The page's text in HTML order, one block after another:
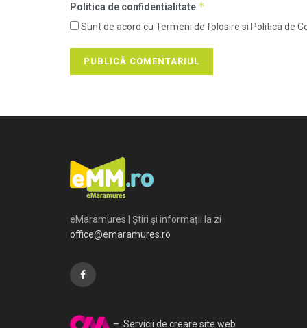
Politica de confidentialitate *
Sunt de acord cu Termeni de folosire si Politica de
eMaramures | Știri și informații la zi
office@emaramures.ro
– Servicii de creare site web